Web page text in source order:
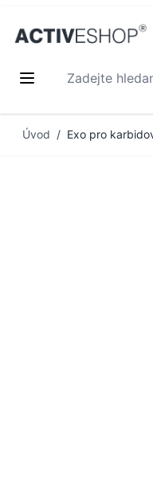
Zadejte hledaný
Úvod / Exo pro